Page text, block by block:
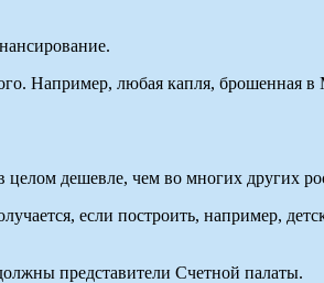
Например, любая капля, брошенная
дешевле, чем во многих других
если построить, например,
представители Счетной палаты.